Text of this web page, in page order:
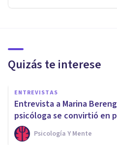
Quizás te interese
ENTREVISTAS
Entrevista a Marina
psicóloga se convirtió en
Psicología Y Mente